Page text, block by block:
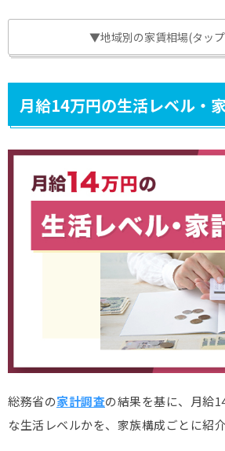
▼地域別の家賃相場(タッ
月給14万円の生活レベル・
総務省の家計調査の結果を基に、月給
な生活レベルかを、家族構成ごとに紹介